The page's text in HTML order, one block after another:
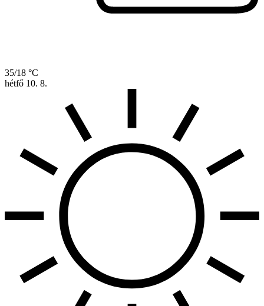
35/18 °C
hétfő 10. 8.